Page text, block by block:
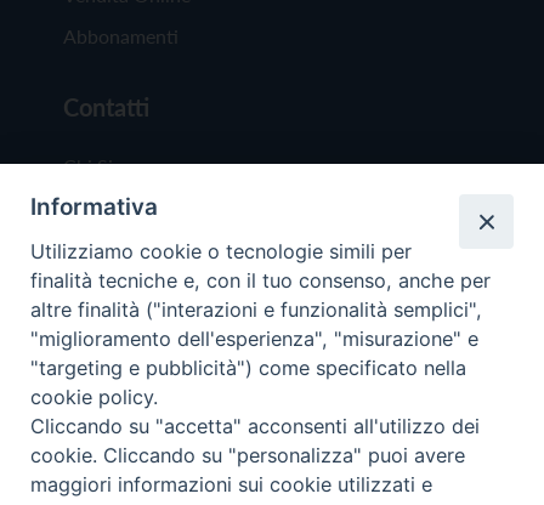
Abbonamenti
Contatti
Chi Siamo
Redazione
Scrivici
Copyright © 2019 - Tutti i diritti riservati - Vita
Trentina Editrice
Privacy Policy
Informativa
Utilizziamo cookie o tecnologie simili per
finalità tecniche e, con il tuo consenso, anche per
altre finalità ("interazioni e funzionalità semplici",
"miglioramento dell'esperienza", "misurazione" e
"targeting e pubblicità") come specificato nella
cookie policy.
Cliccando su "accetta" acconsenti all'utilizzo dei
cookie. Cliccando su "personalizza" puoi avere
maggiori informazioni sui cookie utilizzati e